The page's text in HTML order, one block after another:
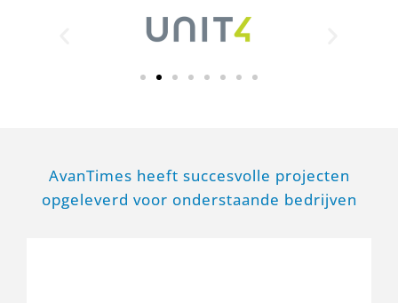
AvanTimes heeft succesvolle projecten
opgeleverd voor onderstaande bedrijven